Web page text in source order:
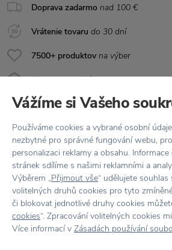
Doprava zadarmo nad 100 €
Vrátenie tovaru do 30 dní
7500+ produktov na výber
Showroomv Zlíne
Stojí za
Vážíme si Vašeho
Používáme cookies a vybrané osobní
nezbytné pro správné fungování webu,
personalizaci reklamy a obsahu.
stránek sdílíme s našimi reklamními a
Výběrem „Přijmout vše“ udělujete
volitelných druhů cookies pro tyto
či blokovat jednotlivé druhy cookies
cookies“. Zpracování volitelných cookies
Více informací v Zásadách používání